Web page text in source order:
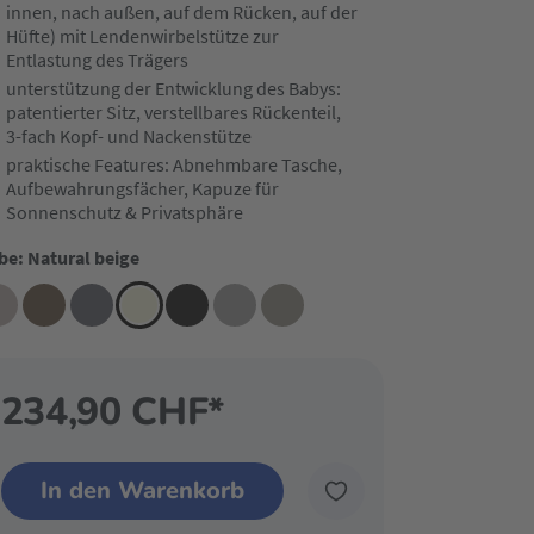
innen, nach außen, auf dem Rücken, auf der
Hüfte) mit Lendenwirbelstütze zur
Entlastung des Trägers
unterstützung der Entwicklung des Babys:
patentierter Sitz, verstellbares Rückenteil,
3-fach Kopf- und Nackenstütze
praktische Features: Abnehmbare Tasche,
Aufbewahrungsfächer, Kapuze für
Sonnenschutz & Privatsphäre
Natural beige
234,90 CHF*
In den Warenkorb